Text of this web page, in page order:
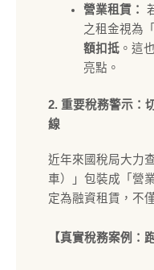
營業租賃：
之租金視為
額扣抵。這
亮點。
2. 重要稅務警示：
線
近年來國稅局大力
車）」包裝成「營
定為融資租賃，不
【真實稅務案例：